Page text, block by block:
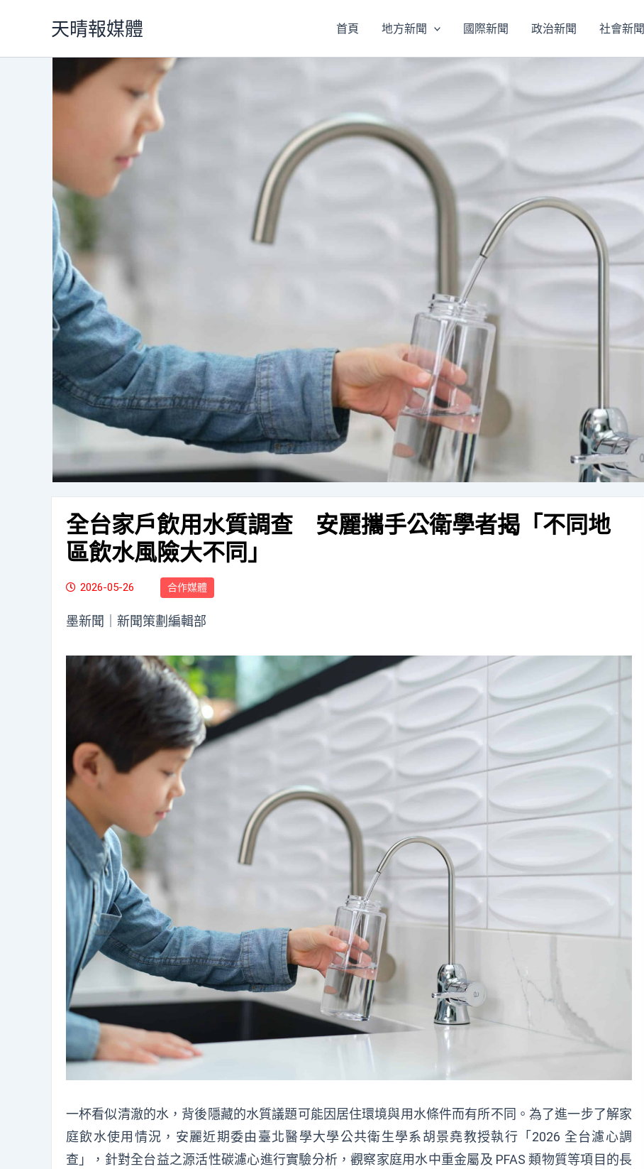
天晴報媒體 首頁 地方新聞 國際新聞 政治新聞 社會新聞
全台家戶飲用水質調查 安麗攜手公衛學者揭「不同地
區飲水風險大不同」
2026-05-26 合作媒體
墨新聞 ｜新聞策劃編輯部
一杯看似清澈的水，背後隱藏的水質議題可能因居住環境與用水條件而有所不同。為了進一步了解家
庭飲水使用情況，安麗近期委由臺北醫學大學公共衛生學系胡景堯教授執行「2026 全台濾心調
查」，針對全台益之源活性碳濾心進行實驗分析，觀察家庭用水中重金屬及 PFAS 類物質等項目的長